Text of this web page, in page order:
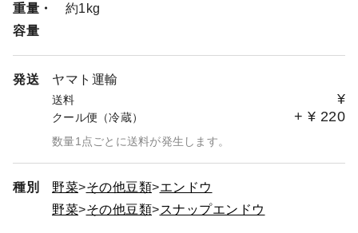
重量・
容量
約1kg
発送 ヤマト運輸
送料 ¥
クール便（冷蔵） + ¥ 220
数量1点ごとに送料が発生します。
種別 野菜 その他豆類
エンドウ
野菜
その他豆類 スナップエンドウ